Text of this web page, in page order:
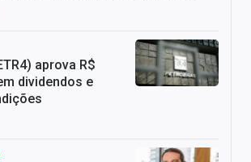
aprova R$
dividendos e